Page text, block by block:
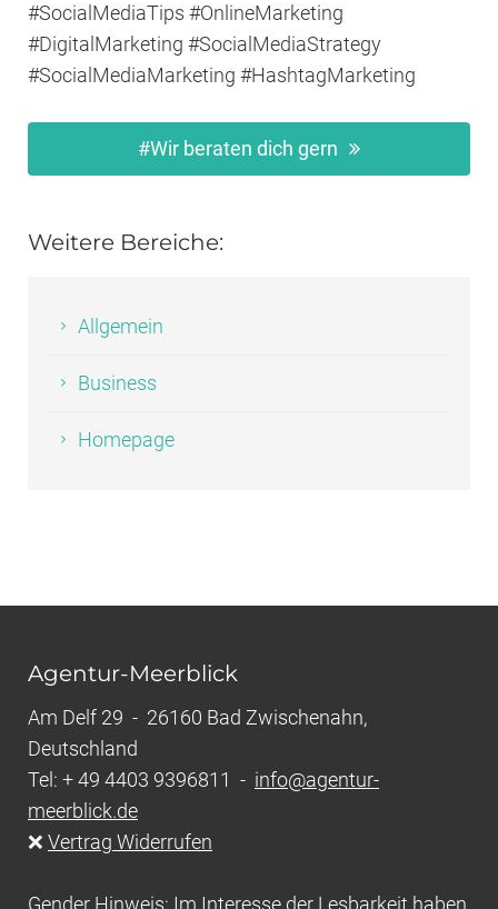
#SocialMediaTips #OnlineMarketing
#DigitalMarketing #SocialMediaStrategy
#SocialMediaMarketing #HashtagMarketing
#Wir beraten dich gern
Weitere Bereiche:
Allgemein
Business
Homepage
Agentur-Meerblick
Am Delf 29 - 26160 Bad Zwischenahn,
Deutschland
Tel: + 49 4403 9396811 - info@agentur-
meerblick.de
❌ Vertrag Widerrufen
Gender Hinweis: Im Interesse der Lesbarkeit haben